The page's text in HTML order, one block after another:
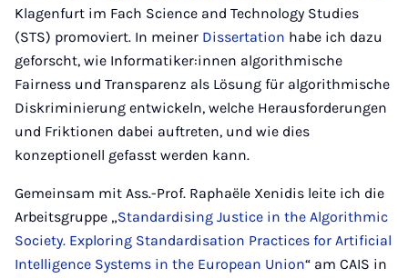
Klagenfurt im Fach Science and Technology Studies
(STS) promoviert. In meiner Dissertation habe ich dazu
geforscht, wie Informatiker:innen algorithmische
Fairness und Transparenz als Lösung für algorithmische
Diskriminierung entwickeln, welche Herausforderungen
und Friktionen dabei auftreten, und wie dies
konzeptionell gefasst werden kann.
Gemeinsam mit Ass.-Prof. Raphaële Xenidis leite ich die
Arbeitsgruppe „Standardising Justice in the Algorithmic
Society. Exploring Standardisation Practices for Artificial
Intelligence Systems in the European Union“ am CAIS in